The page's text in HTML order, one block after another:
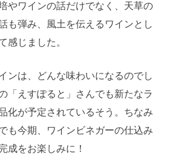
やワインの話だけでなく、天草の
も弾み、風土を伝えるワインとし
感じました。
ンは、どんな味わいになるのでし
「えすぽると」さんでも新たなラ
化が予定されているそう。ちなみ
も今期、ワインビネガーの仕込み
成をお楽しみに！